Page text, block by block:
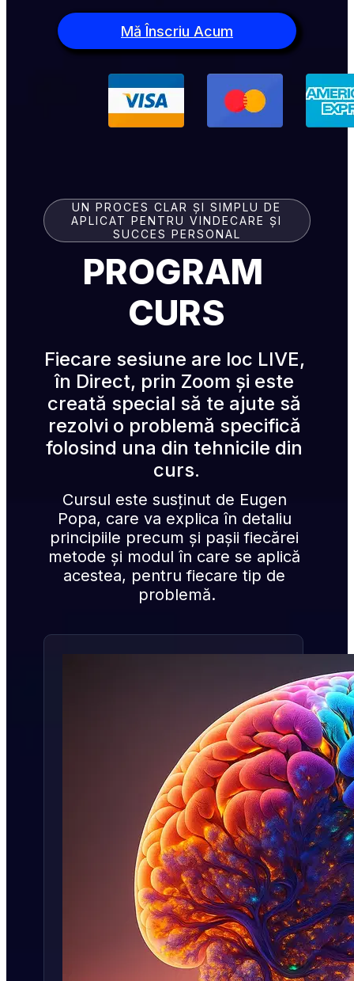
Mă Înscriu Acum
PROGRAM
CURS
Cursul este susținut de Eugen
Popa, care va explica în detaliu
principiile precum și pașii fiecărei
metode și modul în care se aplică
acestea, pentru fiecare tip de
problemă.
Fiecare sesiune are loc LIVE,
în Direct, prin Zoom și este
creată special să te ajute să
rezolvi o problemă specifică
folosind una din tehnicile din
curs.
UN PROCES CLAR ȘI SIMPLU DE
APLICAT PENTRU VINDECARE ȘI
SUCCES PERSONAL